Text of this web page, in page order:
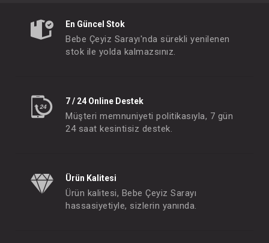
En Güncel Stok
Bebe Çeyiz Sarayı'nda sürekli yenilenen
stok ile yolda kalmazsınız.
7 / 24 Online Destek
Müşteri memnuniyeti politikasıyla, 7 gün
24 saat kesintisiz destek.
Ürün Kalitesi
Ürün kalitesi, Bebe Çeyiz Sarayı
hassasiyetiyle, sizlerin yanında.